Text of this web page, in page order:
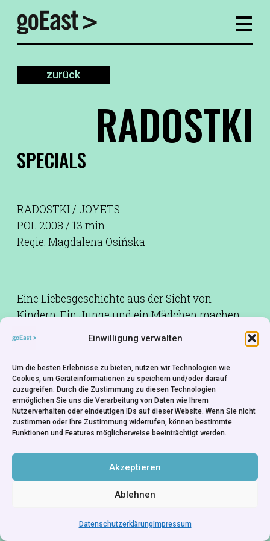
Einwilligung verwalten
Um die besten Erlebnisse zu bieten, nutzen wir Technologien wie
Cookies, um Geräteinformationen zu speichern und/oder darauf
zuzugreifen. Durch die Zustimmung zu diesen Technologien
ermöglichen Sie uns die Verarbeitung von Daten wie Ihrem
Nutzerverhalten oder eindeutigen IDs auf dieser Website. Wenn Sie nicht
zustimmen oder Ihre Zustimmung widerrufen, können bestimmte
Funktionen und Features möglicherweise beeinträchtigt werden.
Akzeptieren
Ablehnen
DatenschutzerklärungImpressum
zurück
RADOSTKI
SPECIALS
RADOSTKI / JOYETS
POL 2008 / 13 min
Regie: Magdalena Osińska
Eine Liebesgeschichte aus der Sicht von
Kindern: Ein Junge und ein Mädchen machen
sich auf eine Entdeckungsreise voller
Abenteuer, um eine Erdbeere zu bekommen, die
auf einem Baum hängt.
Produktionsfirma:Se-ma-for Studio - Poland